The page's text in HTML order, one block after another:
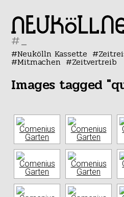
#
Neukölln Kassette
Mitmachen Zeitvertreib
Images tagged